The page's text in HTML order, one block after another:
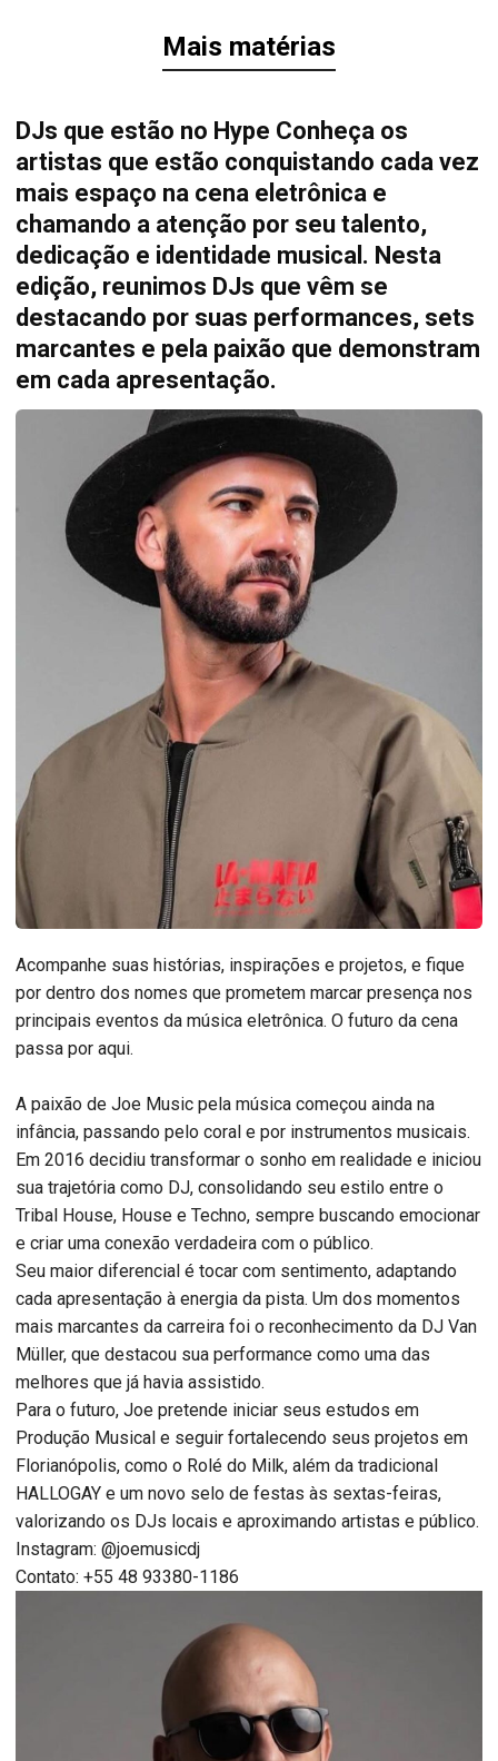
Mais matérias
DJs que estão no Hype Conheça os
artistas que estão conquistando cada vez
mais espaço na cena eletrônica e
chamando a atenção por seu talento,
dedicação e identidade musical. Nesta
edição, reunimos DJs que vêm se
destacando por suas performances, sets
marcantes e pela paixão que demonstram
em cada apresentação.
Acompanhe suas histórias, inspirações e projetos, e fique
por dentro dos nomes que prometem marcar presença nos
principais eventos da música eletrônica. O futuro da cena
passa por aqui.
A paixão de Joe Music pela música começou ainda na
infância, passando pelo coral e por instrumentos musicais.
Em 2016 decidiu transformar o sonho em realidade e iniciou
sua trajetória como DJ, consolidando seu estilo entre o
Tribal House, House e Techno, sempre buscando emocionar
e criar uma conexão verdadeira com o público.
Seu maior diferencial é tocar com sentimento, adaptando
cada apresentação à energia da pista. Um dos momentos
mais marcantes da carreira foi o reconhecimento da DJ Van
Müller, que destacou sua performance como uma das
melhores que já havia assistido.
Para o futuro, Joe pretende iniciar seus estudos em
Produção Musical e seguir fortalecendo seus projetos em
Florianópolis, como o Rolé do Milk, além da tradicional
HALLOGAY e um novo selo de festas às sextas-feiras,
valorizando os DJs locais e aproximando artistas e público.
Instagram: @joemusicdj
Contato: +55 48 93380-1186